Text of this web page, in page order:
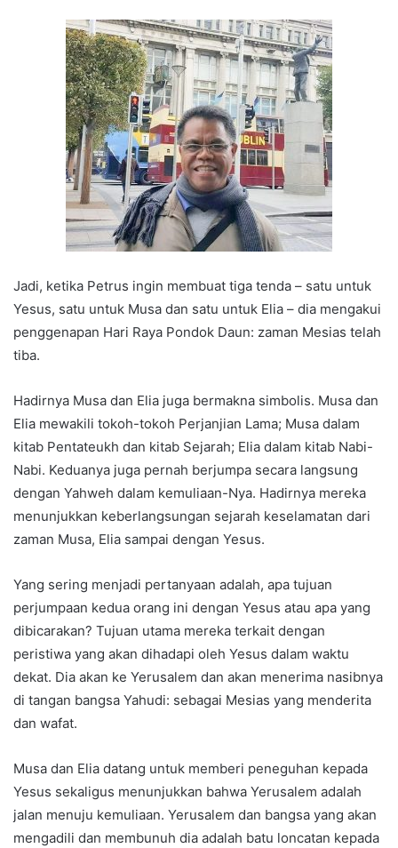
Jadi, ketika Petrus ingin membuat tiga tenda – satu untuk
Yesus, satu untuk Musa dan satu untuk Elia – dia mengakui
penggenapan Hari Raya Pondok Daun: zaman Mesias telah
tiba.
Hadirnya Musa dan Elia juga bermakna simbolis. Musa dan
Elia mewakili tokoh-tokoh Perjanjian Lama; Musa dalam
kitab Pentateukh dan kitab Sejarah; Elia dalam kitab Nabi-
Nabi. Keduanya juga pernah berjumpa secara langsung
dengan Yahweh dalam kemuliaan-Nya. Hadirnya mereka
menunjukkan keberlangsungan sejarah keselamatan dari
zaman Musa, Elia sampai dengan Yesus.
Yang sering menjadi pertanyaan adalah, apa tujuan
perjumpaan kedua orang ini dengan Yesus atau apa yang
dibicarakan? Tujuan utama mereka terkait dengan
peristiwa yang akan dihadapi oleh Yesus dalam waktu
dekat. Dia akan ke Yerusalem dan akan menerima nasibnya
di tangan bangsa Yahudi: sebagai Mesias yang menderita
dan wafat.
Musa dan Elia datang untuk memberi peneguhan kepada
Yesus sekaligus menunjukkan bahwa Yerusalem adalah
jalan menuju kemuliaan. Yerusalem dan bangsa yang akan
mengadili dan membunuh dia adalah batu loncatan kepada